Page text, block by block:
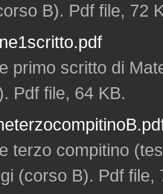
B). Pdf file, 72
primo scritto di
Pdf file, 64 KB.
terzo compitino
(corso B). Pdf file,